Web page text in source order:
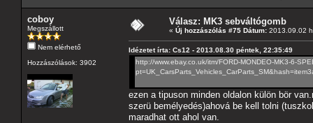
coboy
Megszállott
Nem elérhető
Hozzászólások: 3902
Válasz: MK3 sebváltógomb
« Új hozzászólás #75 Dátum: 2013.09.02
Idézetet írta: Cs12 - 2013.08.30 péntek, 22:35:49
http://www.ebay.co.uk/itm/FORD-MONDEO-MK3-6-
ezen a tipuson minden oldalon külön bör
szerü bemélyedés)ahová be kell tolni
maradhat ott ahol van.